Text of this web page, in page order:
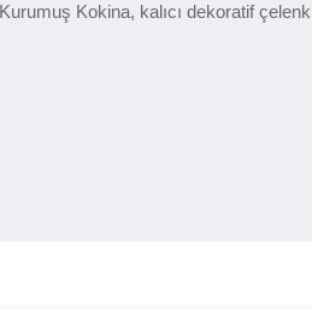
Kurumuş Kokina, kalıcı dekoratif